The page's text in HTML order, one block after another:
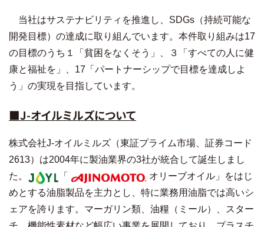
当社はサステナビリティを推進し、SDGs（持続可能な
開発目標）の達成に取り組んでいます。本件取り組みは17
の目標のうち１「貧困をなくそう」、３「すべての人に健
康と福祉を」、17「パートナーシップで目標を達成しよ
う」の実現を目指しています。
■J-オイルミルズについて
株式会社J-オイルミルズ（東証プライム市場、証券コード
2613）は2004年に製油業界の3社が統合して誕生しまし
た。
「
オリーブオイル」をはじ
めとする油脂製品を主力とし、特に業務用油脂では高いシ
ェアを誇ります。マーガリン類、油糧（ミール）、スター